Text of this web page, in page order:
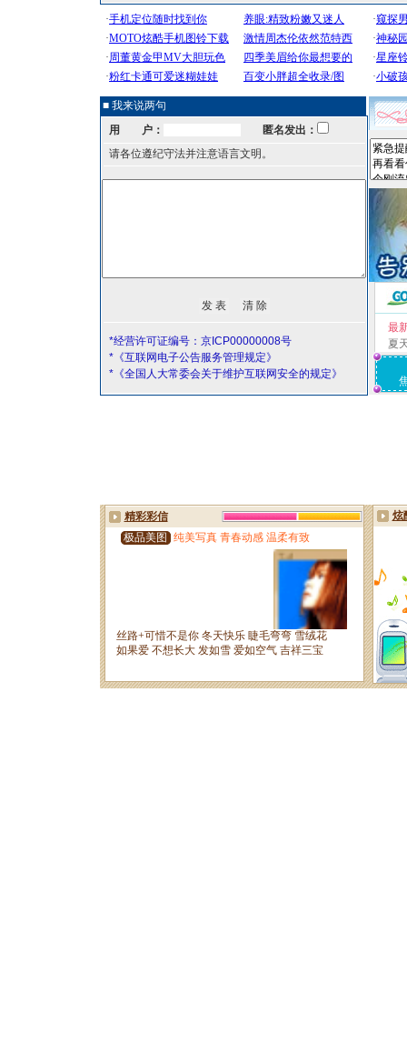
■ 我来说两句
用 户：
匿名发出：
请各位遵纪守法并注意语言文明。
*经营许可证编号：京ICP00000008号
*《互联网电子公告服务管理规定》
*《全国人大常委会关于维护互联网安全的规定》
最
夏